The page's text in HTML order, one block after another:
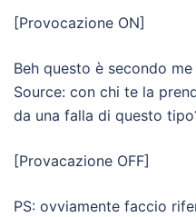
[Provocazione ON]
Beh questo è secondo
Source: con chi te la
da una falla di questo
[Provacazione OFF]
PS: ovviamente faccio